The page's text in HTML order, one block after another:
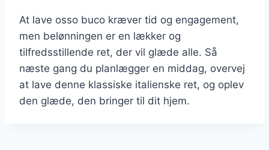
At lave osso buco kræver tid og engagement,
men belønningen er en lækker og
tilfredsstillende ret, der vil glæde alle. Så
næste gang du planlægger en middag, overvej
at lave denne klassiske italienske ret, og oplev
den glæde, den bringer til dit hjem.